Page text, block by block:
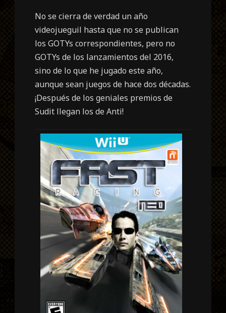
No se cierra de verdad un año
videojueguil hasta que no se publican
los GOTYs correspondientes, pero no
GOTYs de los lanzamientos del 2016,
sino de lo que he jugado este año,
aunque sean juegos de hace dos décadas.
¡Después de los geniales premios de
Sudit llegan los de Anti!